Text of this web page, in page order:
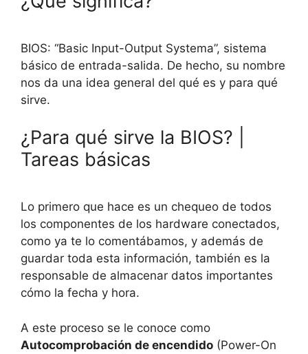
BIOS: “Basic Input-Output Systema”, sistema
básico de entrada-salida. De hecho, su nombre
nos da una idea general del qué es y para qué
sirve.
¿Para qué sirve la BIOS? |
Tareas básicas
Lo primero que hace es un chequeo de todos
los componentes de los hardware conectados,
como ya te lo comentábamos, y además de
guardar toda esta información, también es la
responsable de almacenar datos importantes
cómo la fecha y hora.
A este proceso se le conoce como
Autocomprobación de encendido (Power-On